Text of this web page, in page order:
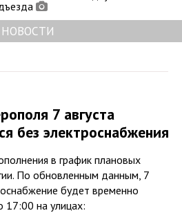
НОВОСТИ
7 августа
без электроснабжения
в график плановых
По обновленным данным, 7
будет временно
17:00 на улицах: